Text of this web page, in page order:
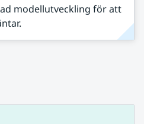
modellutveckling för att